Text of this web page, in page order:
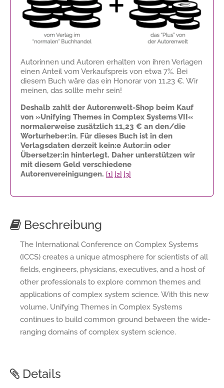
Autorinnen und Autoren erhalten von ihren Verlagen
einen Anteil vom Verkaufspreis von etwa 7%. Bei
diesem Buch wäre das ein Honorar von 11,23 €. Wir
meinen, das sollte mehr sein!
Deshalb zahlt der Autorenwelt-Shop beim Kauf
von »Unifying Themes in Complex Systems VII«
normalerweise zusätzlich 11,23 € an den/die
Worturheber:in. Für dieses Buch ist in den
Verlagsdaten derzeit kein:e Autor:in oder
Übersetzer:in hinterlegt. Daher unterstützen wir
mit diesem Geld verschiedene
Autorenvereinigungen. [1] [2] [3]
Beschreibung
The International Conference on Complex Systems
(ICCS) creates a unique atmosphere for scientists of all
fields, engineers, physicians, executives, and a host of
other professionals to explore common themes and
applications of complex system science. With this new
volume, Unifying Themes in Complex Systems
continues to build common ground between the wide-
ranging domains of complex system science.
Details